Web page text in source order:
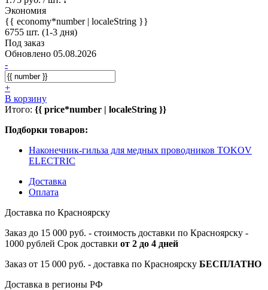
Экономия
{{ economy*number | localeString }}
6755 шт. (1-3 дня)
Под заказ
Обновлено 05.08.2026
-
+
В корзину
Итого: {{ price*number | localeString }}
Подборки товаров:
Наконечник-гильза для медных проводников TOKOV
ELECTRIC
Доставка
Оплата
Доставка по Красноярску
Заказ до 15 000 руб. - стоимость доставки по Красноярску -
1000 рублей Срок доставки от 2 до 4 дней
Заказ от 15 000 руб. - доставка по Красноярску БЕСПЛАТНО
Доставка в регионы РФ